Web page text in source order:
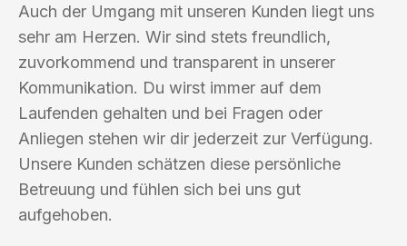
Auch der Umgang mit unseren Kunden liegt uns
sehr am Herzen. Wir sind stets freundlich,
zuvorkommend und transparent in unserer
Kommunikation. Du wirst immer auf dem
Laufenden gehalten und bei Fragen oder
Anliegen stehen wir dir jederzeit zur Verfügung.
Unsere Kunden schätzen diese persönliche
Betreuung und fühlen sich bei uns gut
aufgehoben.